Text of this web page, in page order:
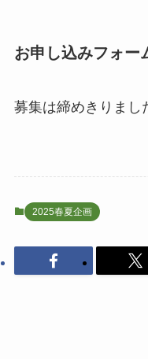
お申し込みフォー
募集は締めきりまし
2025春夏企画